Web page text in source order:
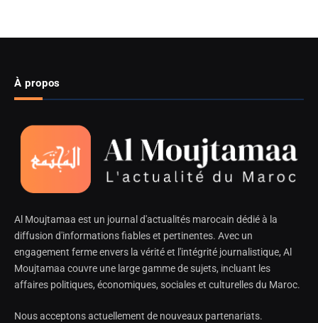
À propos
Al Moujtamaa est un journal d'actualités marocain dédié à la
diffusion d'informations fiables et pertinentes. Avec un
engagement ferme envers la vérité et l'intégrité journalistique, Al
Moujtamaa couvre une large gamme de sujets, incluant les
affaires politiques, économiques, sociales et culturelles du Maroc.
Nous acceptons actuellement de nouveaux partenariats.